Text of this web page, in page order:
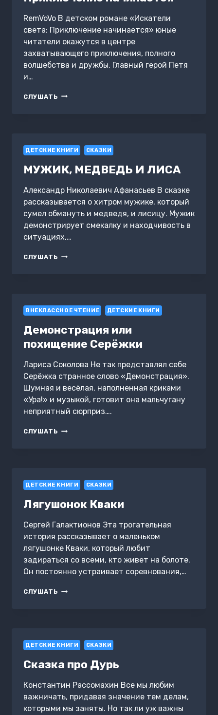
RemVoVo В детском романе «Искатели
света: Приключение начинается» юные
читатели окажутся в центре
захватывающего приключения, полного
волшебства и дружбы. Главный герой Петя
и…
СЛУШАТЬ ИСКАТЕЛИ
ДЕТСКИЕ КНИГИ СКАЗКИ
МУЖИК, МЕДВЕДЬ И ЛИСА
Александр Николаевич Афанасьев В сказке
рассказывается о хитром мужике, который
сумел обмануть и медведя, и лисицу. Мужик
демонстрирует смекалку и находчивость в
ситуациях,…
СЛУШАТЬ МУЖИК,
ВНЕКЛАССНОЕ ЧТЕНИЕ ДЕТСКИЕ КНИГИ
Демонстрация или
похищение Серёжки
Лариса Соколова Не так представлял себе
Серёжка странное слово «Демонстрация».
Шумная и весёлая, наполненная криками
«Ура!» и музыкой, готовит она мальчугану
неприятный сюрприз….
СЛУШАТЬ ДЕМОНСТРАЦИЯ
ДЕТСКИЕ КНИГИ СКАЗКИ
Лягушонок Кваки
Сергей Галактионов Эта трогательная
история рассказывает о маленьком
лягушонке Кваки, который любит
задираться со всеми, кто живет на болоте.
Он постоянно устраивает соревнования,…
СЛУШАТЬ ЛЯГУШОНОК
ДЕТСКИЕ КНИГИ СКАЗКИ
Сказка про Дурь
Константин Рассомахин Все мы любим
важничать, придавая значение тем делам,
которыми мы заняты. Но так ли уж важны